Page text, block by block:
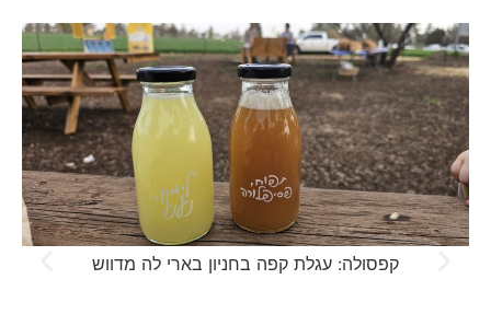
קפסולה: עגלת קפה בחניון בארי לה מדווש